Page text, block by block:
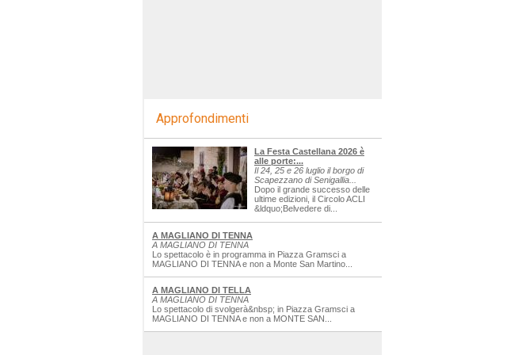
Approfondimenti
La Festa Castellana 2026 è
alle porte:...
Il 24, 25 e 26 luglio il borgo di
Scapezzano di Senigallia...
Dopo il grande successo delle
ultime edizioni, il Circolo ACLI
&ldquo;Belvedere di...
A MAGLIANO DI TENNA
A MAGLIANO DI TENNA
Lo spettacolo è in programma in Piazza Gramsci a
MAGLIANO DI TENNA e non a Monte San Martino...
A MAGLIANO DI TELLA
A MAGLIANO DI TENNA
Lo spettacolo di svolgerà&nbsp; in Piazza Gramsci a
MAGLIANO DI TENNA e non a MONTE SAN...